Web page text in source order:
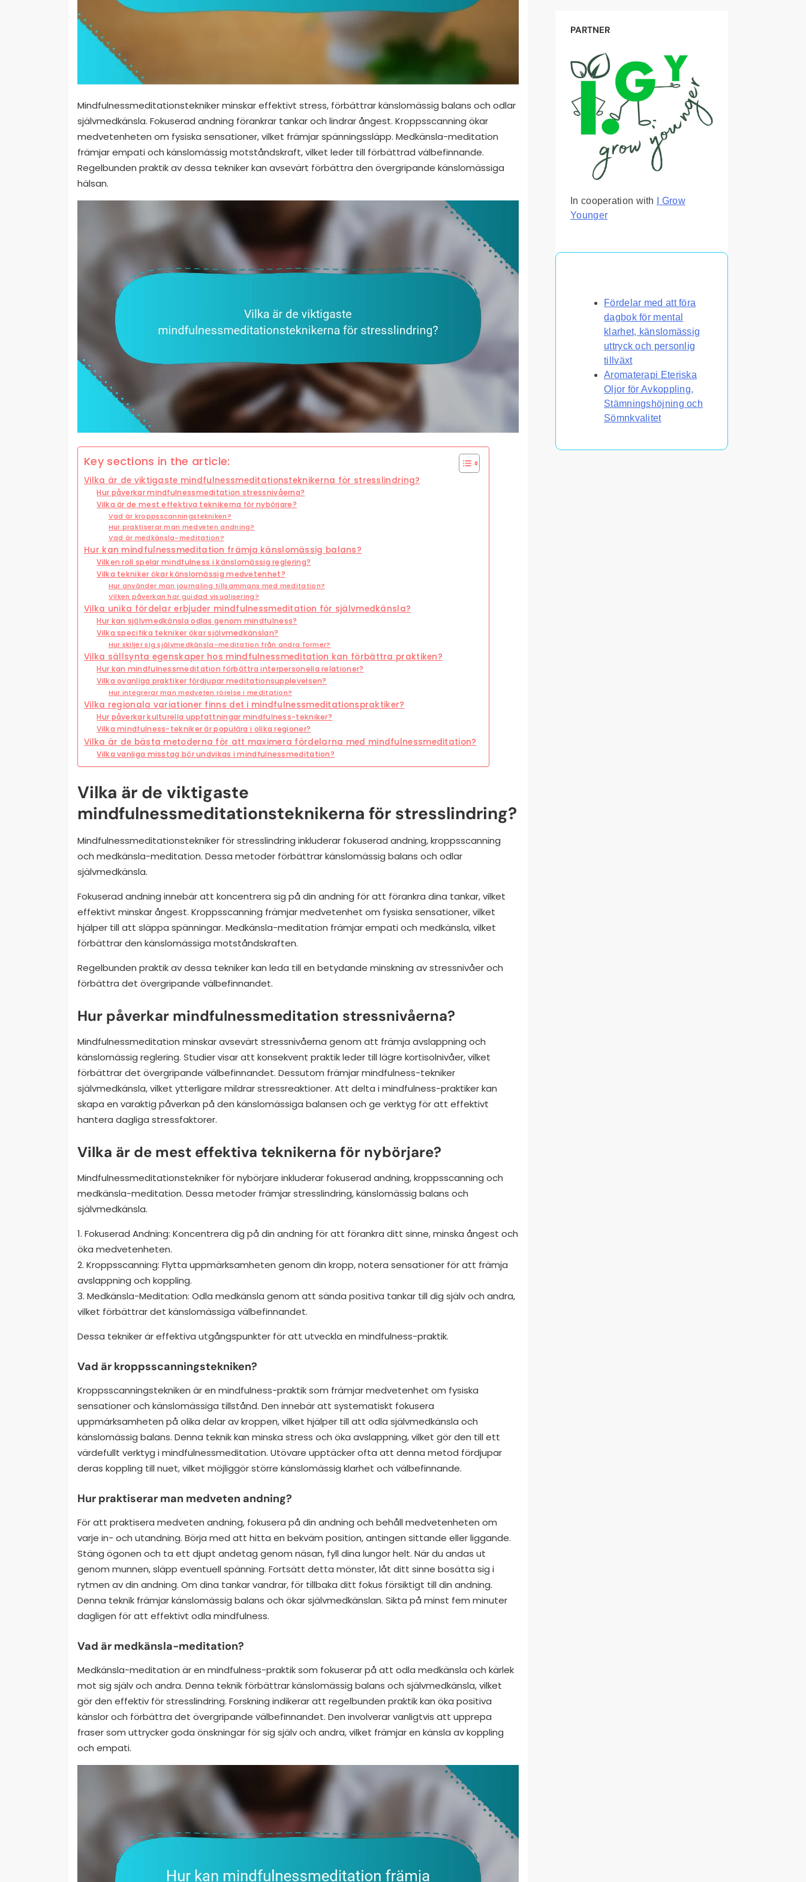
Mindfulnessmeditationstekniker minskar effektivt stress, förbättrar känslomässig balans och odlar
självmedkänsla. Fokuserad andning förankrar tankar och lindrar ångest. Kroppsscanning ökar
medvetenheten om fysiska sensationer, vilket främjar spänningssläpp. Medkänsla-meditation
främjar empati och känslomässig motståndskraft, vilket leder till förbättrad välbefinnande.
Regelbunden praktik av dessa tekniker kan avsevärt förbättra den övergripande känslomässiga
hälsan.
Key sections in the article:
Vilka är de viktigaste mindfulnessmeditationsteknikerna för stresslindring?
Hur påverkar mindfulnessmeditation stressnivåerna?
Vilka är de mest effektiva teknikerna för nybörjare?
Vad är kroppsscanningstekniken?
Hur praktiserar man medveten andning?
Vad är medkänsla-meditation?
Hur kan mindfulnessmeditation främja känslomässig balans?
Vilken roll spelar mindfulness i känslomässig reglering?
Vilka tekniker ökar känslomässig medvetenhet?
Hur använder man journaling tillsammans med meditation?
Vilken påverkan har guidad visualisering?
Vilka unika fördelar erbjuder mindfulnessmeditation för självmedkänsla?
Hur kan självmedkänsla odlas genom mindfulness?
Vilka specifika tekniker ökar självmedkänslan?
Hur skiljer sig självmedkänsla-meditation från andra former?
Vilka sällsynta egenskaper hos mindfulnessmeditation kan förbättra praktiken?
Hur kan mindfulnessmeditation förbättra interpersonella relationer?
Vilka ovanliga praktiker fördjupar meditationsupplevelsen?
Hur integrerar man medveten rörelse i meditation?
Vilka regionala variationer finns det i mindfulnessmeditationspraktiker?
Hur påverkar kulturella uppfattningar mindfulness-tekniker?
Vilka mindfulness-tekniker är populära i olika regioner?
Vilka är de bästa metoderna för att maximera fördelarna med mindfulnessmeditation?
Vilka vanliga misstag bör undvikas i mindfulnessmeditation?
Vilka är de viktigaste
mindfulnessmeditationsteknikerna för stresslindring?
Mindfulnessmeditationstekniker för stresslindring inkluderar fokuserad andning, kroppsscanning
och medkänsla-meditation. Dessa metoder förbättrar känslomässig balans och odlar
självmedkänsla.
Fokuserad andning innebär att koncentrera sig på din andning för att förankra dina tankar, vilket
effektivt minskar ångest. Kroppsscanning främjar medvetenhet om fysiska sensationer, vilket
hjälper till att släppa spänningar. Medkänsla-meditation främjar empati och medkänsla, vilket
förbättrar den känslomässiga motståndskraften.
Regelbunden praktik av dessa tekniker kan leda till en betydande minskning av stressnivåer och
förbättra det övergripande välbefinnandet.
Hur påverkar mindfulnessmeditation stressnivåerna?
Mindfulnessmeditation minskar avsevärt stressnivåerna genom att främja avslappning och
känslomässig reglering. Studier visar att konsekvent praktik leder till lägre kortisolnivåer, vilket
förbättrar det övergripande välbefinnandet. Dessutom främjar mindfulness-tekniker
självmedkänsla, vilket ytterligare mildrar stressreaktioner. Att delta i mindfulness-praktiker kan
skapa en varaktig påverkan på den känslomässiga balansen och ge verktyg för att effektivt
hantera dagliga stressfaktorer.
Vilka är de mest effektiva teknikerna för nybörjare?
Mindfulnessmeditationstekniker för nybörjare inkluderar fokuserad andning, kroppsscanning och
medkänsla-meditation. Dessa metoder främjar stresslindring, känslomässig balans och
självmedkänsla.
1. Fokuserad Andning: Koncentrera dig på din andning för att förankra ditt sinne, minska ångest och
öka medvetenheten.
2. Kroppsscanning: Flytta uppmärksamheten genom din kropp, notera sensationer för att främja
avslappning och koppling.
3. Medkänsla-Meditation: Odla medkänsla genom att sända positiva tankar till dig själv och andra,
vilket förbättrar det känslomässiga välbefinnandet.
Dessa tekniker är effektiva utgångspunkter för att utveckla en mindfulness-praktik.
Vad är kroppsscanningstekniken?
Kroppsscanningstekniken är en mindfulness-praktik som främjar medvetenhet om fysiska
sensationer och känslomässiga tillstånd. Den innebär att systematiskt fokusera
uppmärksamheten på olika delar av kroppen, vilket hjälper till att odla självmedkänsla och
känslomässig balans. Denna teknik kan minska stress och öka avslappning, vilket gör den till ett
värdefullt verktyg i mindfulnessmeditation. Utövare upptäcker ofta att denna metod fördjupar
deras koppling till nuet, vilket möjliggör större känslomässig klarhet och välbefinnande.
Hur praktiserar man medveten andning?
För att praktisera medveten andning, fokusera på din andning och behåll medvetenheten om
varje in- och utandning. Börja med att hitta en bekväm position, antingen sittande eller liggande.
Stäng ögonen och ta ett djupt andetag genom näsan, fyll dina lungor helt. När du andas ut
genom munnen, släpp eventuell spänning. Fortsätt detta mönster, låt ditt sinne bosätta sig i
rytmen av din andning. Om dina tankar vandrar, för tillbaka ditt fokus försiktigt till din andning.
Denna teknik främjar känslomässig balans och ökar självmedkänslan. Sikta på minst fem minuter
dagligen för att effektivt odla mindfulness.
Vad är medkänsla-meditation?
Medkänsla-meditation är en mindfulness-praktik som fokuserar på att odla medkänsla och kärlek
mot sig själv och andra. Denna teknik förbättrar känslomässig balans och självmedkänsla, vilket
gör den effektiv för stresslindring. Forskning indikerar att regelbunden praktik kan öka positiva
känslor och förbättra det övergripande välbefinnandet. Den involverar vanligtvis att upprepa
fraser som uttrycker goda önskningar för sig själv och andra, vilket främjar en känsla av koppling
och empati.
PARTNER
In cooperation with
I Grow
Younger
Fördelar med att föra
dagbok för mental
klarhet, känslomässig
uttryck och personlig
tillväxt
Aromaterapi Eteriska
Oljor för Avkoppling,
Stämningshöjning och
Sömnkvalitet